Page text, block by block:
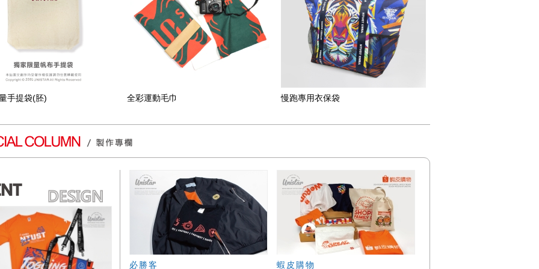
手提袋(胚) 全彩運動毛巾 慢跑專用衣保袋
必勝客 蝦皮購物